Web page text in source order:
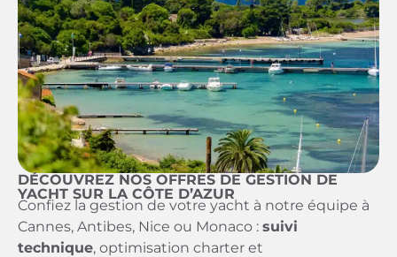
DÉCOUVREZ NOS OFFRES DE GESTION DE
YACHT SUR LA CÔTE D’AZUR
Confiez la gestion de votre yacht à notre équipe à
Cannes, Antibes, Nice ou Monaco : suivi
technique, optimisation charter et